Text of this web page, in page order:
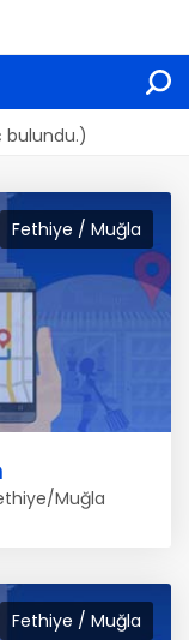
bulundu.)
Fethiye / Muğla
Muğla
Fethiye / Muğla